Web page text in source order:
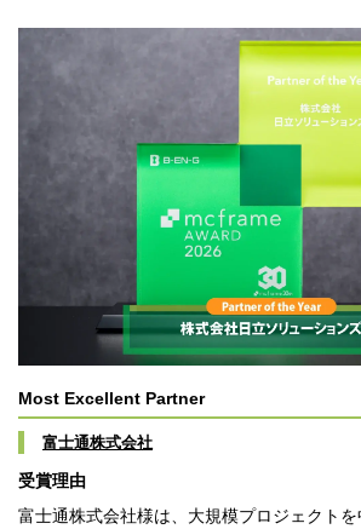
Most Excellent Partner
富士通株式会社
受賞理由
富士通株式会社様は、大規模プロジェクト